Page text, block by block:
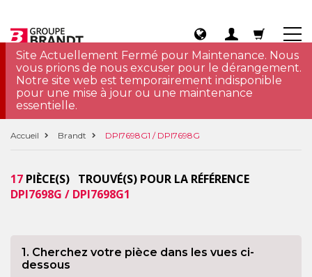
Site Actuellement Fermé pour Maintenance. Nous
vous prions de nous excuser pour le dérangement.
Notre site web est temporairement indisponible
pour une mise à jour ou une maintenance
essentielle.
Accueil Brandt DPI7698G1 / DPI7698G
17 PIÈCE(S) TROUVÉ(S) POUR LA RÉFÉRENCE
DPI7698G / DPI7698G1
1. Cherchez votre pièce dans les vues ci-
dessous